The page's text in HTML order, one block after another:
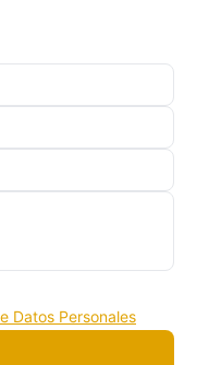
Datos Personales